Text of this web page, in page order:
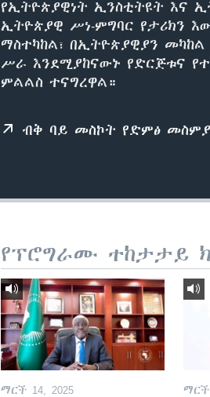
የኢትዮጵያዊነት ኢንስቲትዩት እና
ኢትዮጵያዊ ሥነ-ምግባር የታሪክን
ማስተካከል፣ በኢትዮጵያዊያን
ሥራ እንደሚያከናውኑ የድርጅቱና
ምልልስ ተናግረዋል።
ብቅ ባይ መስኮት የድምፅ መስምያ
የፕሮግራሙ ተከታታይ
ማርች 14, 2025 ማርች